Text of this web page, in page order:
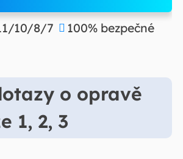
10/8/7  100% bezpečné
o opravě
1, 2, 3